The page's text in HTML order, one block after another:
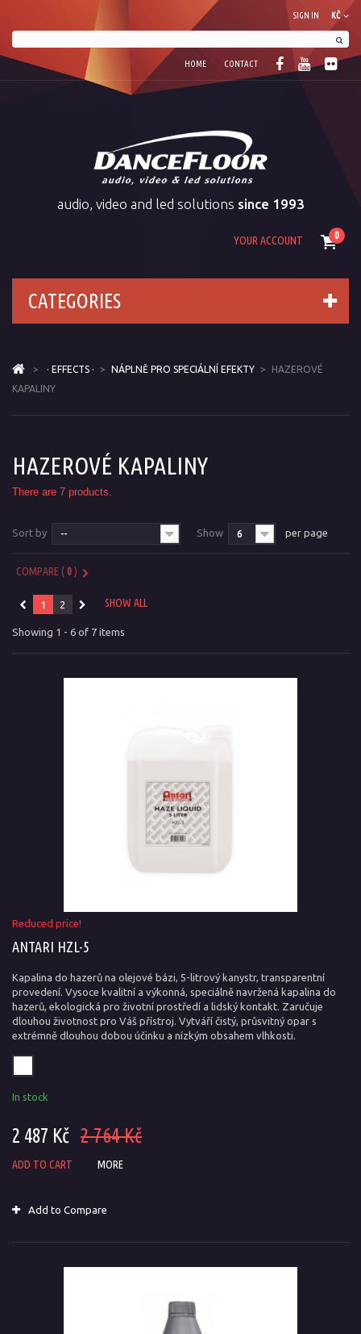
KČ
SIGN IN
HOME CONTACT
audio, video and led solutions since 1993
0
YOUR ACCOUNT
CATEGORIES
> · EFFECTS · > NÁPLNĚ PRO SPECIÁLNÍ EFEKTY >
HAZEROVÉ
KAPALINY
HAZEROVÉ KAPALINY
There are 7 products.
Sort by -- Show 6 per page
COMPARE (0)
SHOW ALL
1 2
Showing 1 - 6 of 7 items
Reduced price!
ANTARI HZL-5
Kapalina do hazerů na olejové bázi, 5-litrový kanystr, transparentní
provedení. Vysoce kvalitní a výkonná, speciálně navržená kapalina do
hazerů, ekologická pro životní prostředí a lidský kontakt. Zaručuje
dlouhou životnost pro Váš přístroj. Vytváří čistý, průsvitný opar s
extrémně dlouhou dobou účinku a nízkým obsahem vlhkosti.
In stock
2 487 Kč 2 764 Kč
ADD TO CART MORE
Add to Compare